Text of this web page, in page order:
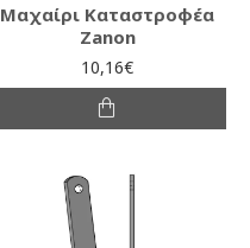
Μαχαίρι Καταστροφέα
Zanon
10,16€